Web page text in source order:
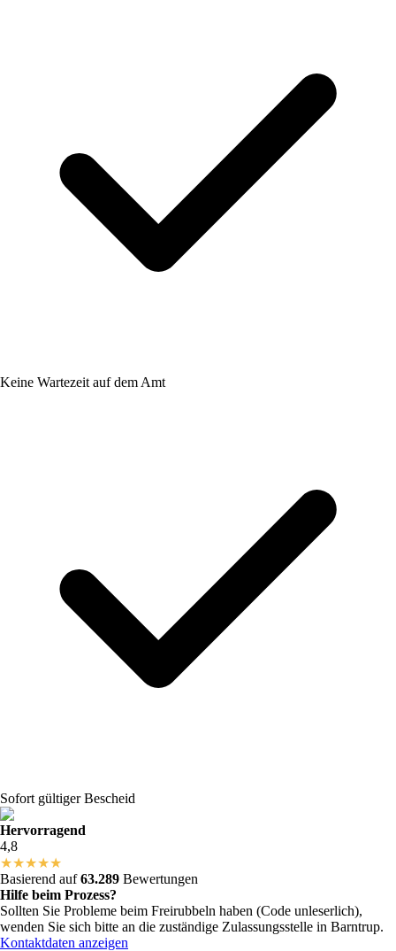
Keine Wartezeit auf dem Amt
Sofort gültiger Bescheid
Hervorragend
4,8
★★★★★
Basierend auf63.289 Bewertungen
Hilfe beim Prozess?
Sollten Sie Probleme beim Freirubbeln haben (Code unleserlich),
wenden Sie sich bitte an die zuständige Zulassungsstelle in Barntrup.
Kontaktdaten anzeigen